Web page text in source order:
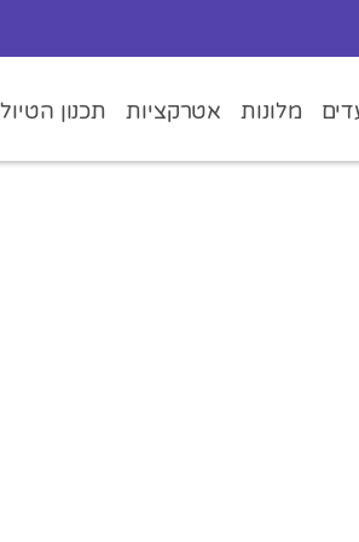
מלונות אטרקציות תכנון הטיול